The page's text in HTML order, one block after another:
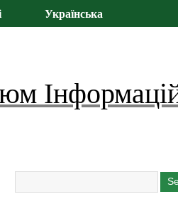
Українська